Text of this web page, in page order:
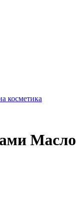
косметика
Масло